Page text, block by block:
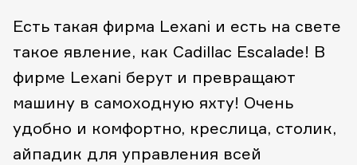
Есть такая фирма Lexani и есть на свете
такое явление, как Cadillac Escalade! В
фирме Lexani берут и превращают
машину в самоходную яхту! Очень
удобно и комфортно, креслица, столик,
айпадик для управления всей